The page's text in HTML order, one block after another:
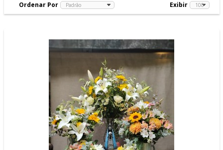
Ordenar Por Exibir